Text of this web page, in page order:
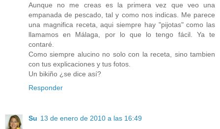
Aunque no me creas es la primera vez que veo una
empanada de pescado, tal y como nos indicas. Me parece
una magnifica receta, aqui siempre hay "pijotas" como las
llamamos en Málaga, por lo que lo tengo fácil. Ya te
contaré.
Como siempre alucino no solo con la receta, sino tambien
con tus explicaciones y tus fotos.
Un bikiño ¿se dice así?
Responder
Su 13 de enero de 2010 a las 16:49